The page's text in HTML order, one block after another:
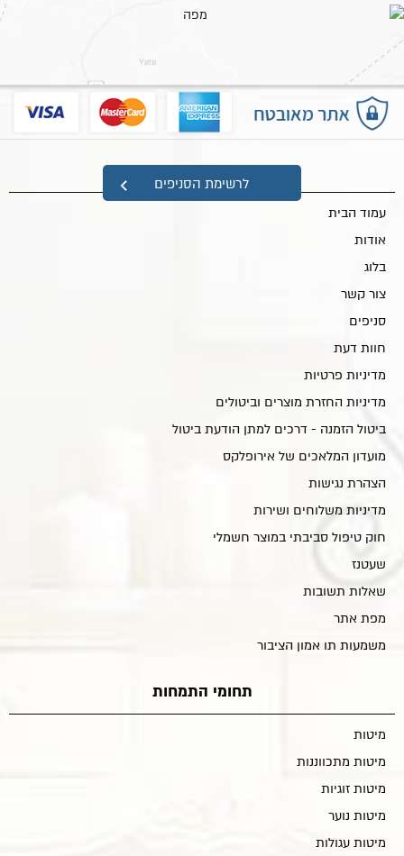
לרשימת הסניפים
מפת אתר
עמוד הבית
אודות
בלוג
צור קשר
סניפים
חוות דעת
מדיניות פרטיות
מדיניות החזרת מוצרים וביטולים
ביטול הזמנה - דרכים למתן הודעת ביטול
מועדון המלאכים של אירופלקס
הצהרת נגישות
מדיניות משלוחים ושירות
חוק טיפול סביבתי במוצר חשמלי
שעטנז
שאלות תשובות
מפת אתר
משמעות תו אמון הציבור
תחומי התמחות
מיטות
מיטות מתכווננות
מיטות זוגיות
מיטות נוער
מיטות עגולות